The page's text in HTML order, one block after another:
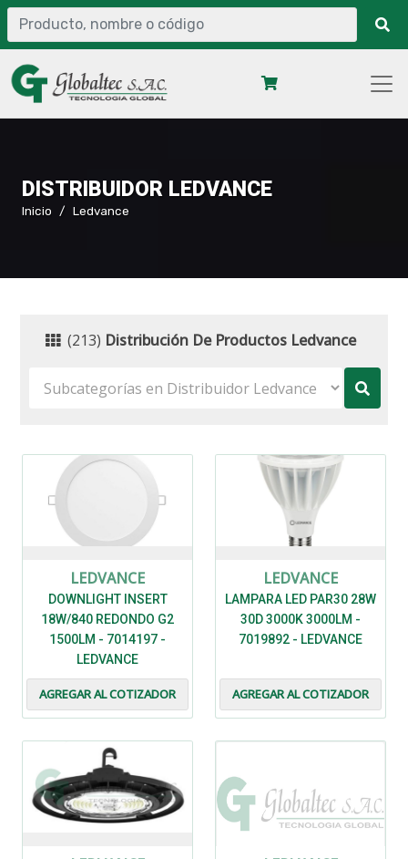
DISTRIBUIDOR LEDVANCE
Inicio Ledvance
(213) Distribución De Productos Ledvance
LEDVANCE
DOWNLIGHT INSERT
18W/840 REDONDO G2
1500LM - 7014197 -
LEDVANCE
AGREGAR AL COTIZADOR
LEDVANCE
LAMPARA LED PAR30 28W
30D 3000K 3000LM -
7019892 - LEDVANCE
AGREGAR AL COTIZADOR